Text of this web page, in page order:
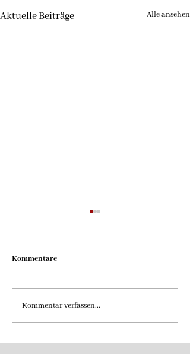
Aktuelle Beiträge Alle ansehen
Kommentare
Kommentar verfassen...